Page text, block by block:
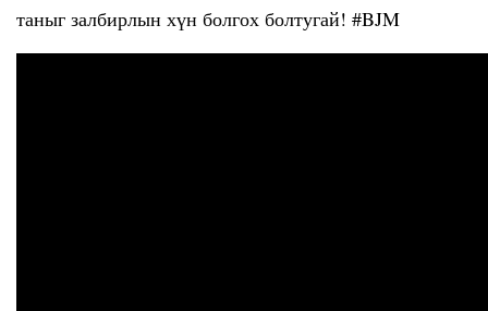
таныг залбирлын хүн болгох болтугай! #BJM